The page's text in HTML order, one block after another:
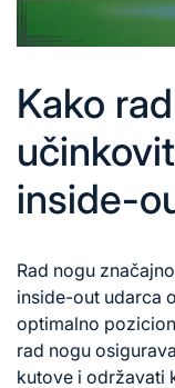
Kako
inside-
Rad nogu
inside-out udarca
optimalno
rad nogu
kutove i održavati